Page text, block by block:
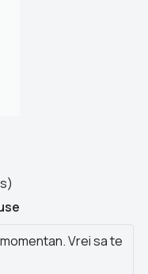
Vrei sa te